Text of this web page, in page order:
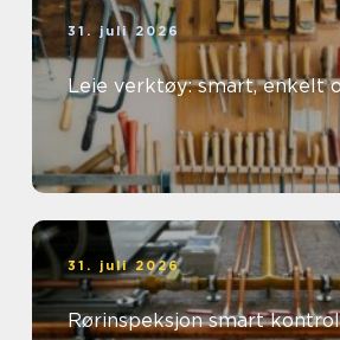
31. juli 2026
Leie verktøy: smart, enkelt
31. juli 2026
Rørinspeksjon smart kontroll av skjulte